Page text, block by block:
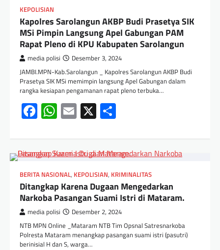
KEPOLISIAN
Kapolres Sarolangun AKBP Budi Prasetya SIK
MSi Pimpin Langsung Apel Gabungan PAM
Rapat Pleno di KPU Kabupaten Sarolangun
media polisi Desember 3, 2024
JAMBI.MPN-Kab.Sarolangun _ Kapolres Sarolangun AKBP Budi
Prasetya SIK MSi memimpin langsung Apel Gabungan dalam
rangka kesiapan pengamanan rapat pleno terbuka…
Facebook
WhatsApp
Email
X
BERITA NASIONAL, KEPOLISIAN, KRIMINALITAS
Ditangkap Karena Dugaan Mengedarkan
Narkoba Pasangan Suami Istri di Mataram.
media polisi Desember 2, 2024
NTB MPN Online _Mataram NTB Tim Opsnal Satresnarkoba
Polresta Mataram menangkap pasangan suami istri (pasutri)
berinisial H dan S, warga…